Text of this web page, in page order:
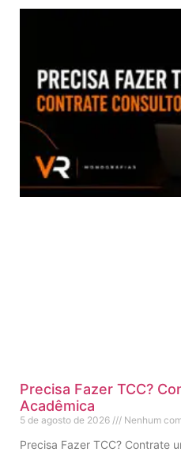
Precisa Fazer TCC?
Acadêmica
5 de agosto de 2026 Nenhum
Precisa Fazer TCC? Contrate